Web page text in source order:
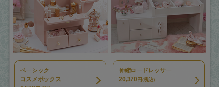
ベーシック
コスメボックス
伸縮ロードレッサー
20,370 円(税込)